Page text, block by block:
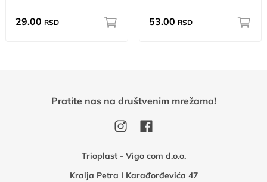
29.00 RSD 53.00 RSD
Trioplast - Vigo com d.o.o.
Kralja Petra I Karađorđevića 47
Pratite nas na društvenim mrežama!